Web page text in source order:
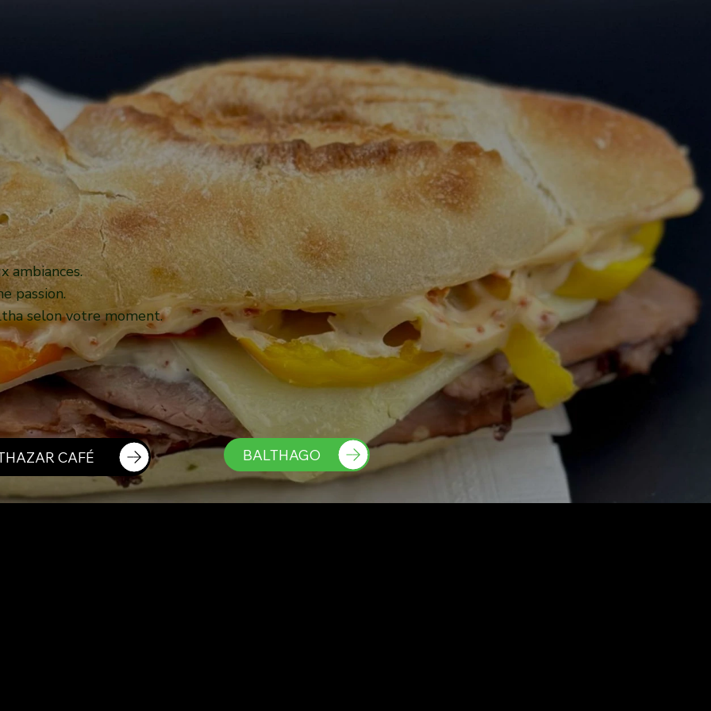
ambiances.
passion.
selon votre moment.
CAFÉ BALTHAGO